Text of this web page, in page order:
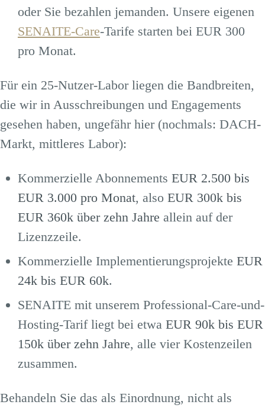
oder Sie bezahlen jemanden. Unsere eigenen
SENAITE-Care-Tarife starten bei EUR 300
pro Monat.
Für ein 25-Nutzer-Labor liegen die Bandbreiten,
die wir in Ausschreibungen und Engagements
gesehen haben, ungefähr hier (nochmals: DACH-
Markt, mittleres Labor):
Kommerzielle Abonnements EUR 2.500 bis
EUR 3.000 pro Monat, also EUR 300k bis
EUR 360k über zehn Jahre allein auf der
Lizenzzeile.
Kommerzielle Implementierungsprojekte EUR
24k bis EUR 60k.
SENAITE mit unserem Professional-Care-und-
Hosting-Tarif liegt bei etwa EUR 90k bis EUR
150k über zehn Jahre, alle vier Kostenzeilen
zusammen.
Behandeln Sie das als Einordnung, nicht als